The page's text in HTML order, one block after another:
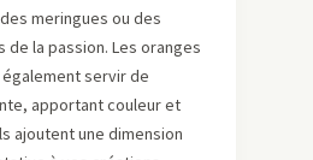
meringues ou des
la passion. Les oranges
servir de
apportant couleur et
ajoutent une dimension